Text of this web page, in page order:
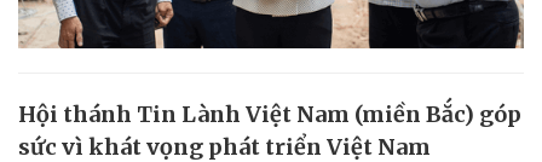
Hội thánh Tin Lành Việt Nam (miền Bắc) góp
sức vì khát vọng phát triển Việt Nam